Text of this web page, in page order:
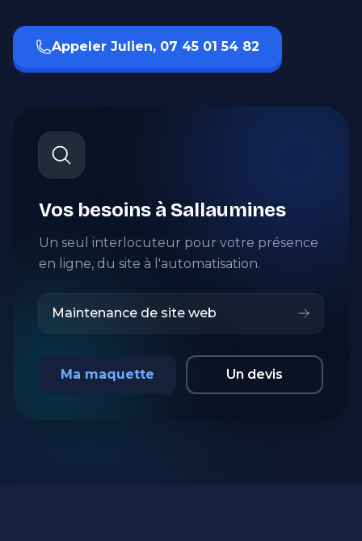
Appeler Julien, 07 45 01 54 82
Vos besoins à Sallaumines
Un seul interlocuteur pour votre présence
en ligne, du site à l'automatisation.
Maintenance de site web
Ma maquette Un devis